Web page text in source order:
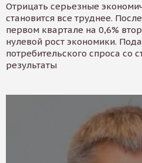
Отрицать серьезные
становится все труднее.
первом квартале на 0,6%
нулевой рост экономики.
потребительского спроса со
результаты